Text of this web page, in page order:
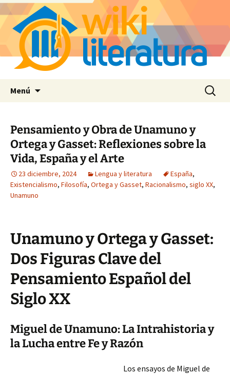
Menú Buscar:
Pensamiento y Obra de Unamuno y
Ortega y Gasset: Reflexiones sobre la
Vida, España y el Arte
23 diciembre, 2024 Lengua y literatura España,
Existencialismo, Filosofía, Ortega y Gasset, Racionalismo, siglo XX,
Unamuno
Unamuno y Ortega y Gasset:
Dos Figuras Clave del
Pensamiento Español del
Siglo XX
Miguel de Unamuno: La Intrahistoria y
la Lucha entre Fe y Razón
Los ensayos de Miguel de